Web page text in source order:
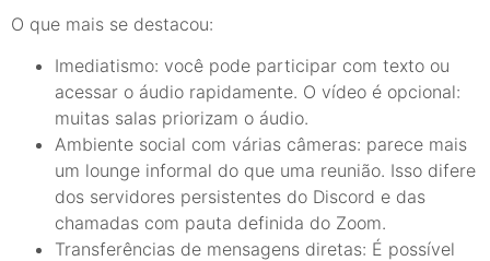
O que mais se destacou:
Imediatismo: você pode participar com texto ou
acessar o áudio rapidamente. O vídeo é opcional:
muitas salas priorizam o áudio.
Ambiente social com várias câmeras: parece mais
um lounge informal do que uma reunião. Isso difere
dos servidores persistentes do Discord e das
chamadas com pauta definida do Zoom.
Transferências de mensagens diretas: É possível